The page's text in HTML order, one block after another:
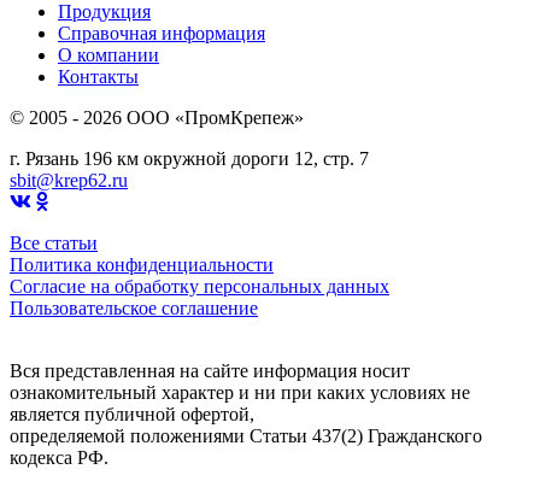
Продукция
Справочная информация
О компании
Контакты
© 2005 - 2026 OOO «ПромКрепеж»
г. Рязань 196 км окружной дороги 12, стр. 7
sbit@krep62.ru
Все статьи
Политика конфиденциальности
Согласие на обработку персональных данных
Пользовательское соглашение
Вся представленная на сайте информация носит
ознакомительный характер и ни при каких условиях не
является публичной офертой,
определяемой положениями Статьи 437(2) Гражданского
кодекса РФ.